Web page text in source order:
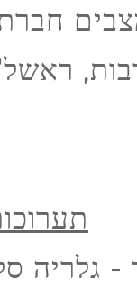
ראשל"צ -